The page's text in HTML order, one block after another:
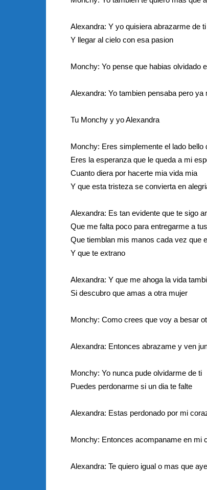
Alexandra: Y yo quisiera abrazarme de ti
Y llegar al cielo con esa pasion
Monchy: Yo pense que habias olvidado
Alexandra: Yo tambien pensaba pero
Tu Monchy y yo Alexandra
Monchy: Eres simplemente el lado bello
Eres la esperanza que le queda a mi
Cuanto diera por hacerte mia vida mia
Y que esta tristeza se convierta en
Alexandra: Es tan evidente que te sigo
Que me falta poco para entregarme a
Que tiemblan mis manos cada vez que
Y que te extrano
Alexandra: Y que me ahoga la vida
Si descubro que amas a otra mujer
Monchy: Como crees que voy a besar
Alexandra: Entonces abrazame y ven
Monchy: Yo nunca pude olvidarme de ti
Puedes perdonarme si un dia te falte
Alexandra: Estas perdonado por mi
Monchy: Entonces acompaname en mi
Alexandra: Te quiero igual o mas que